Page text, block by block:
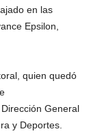
en las
Epsilon,
quien quedó
General
y Deportes.